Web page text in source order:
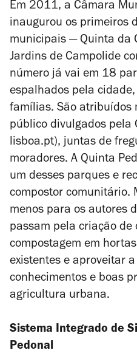
Em 2011, a Câmara
inaugurou os primeiros
municipais — Quinta da
Jardins de Campolide
número já vai em 18
espalhados pela
famílias. São atribuídos
público divulgados pela
lisboa.pt), juntas de
moradores. A Quinta
um desses parques e
compostor comunitário.
menos para os autores
passam pela criação de
compostagem em
existentes e aproveitar
conhecimentos e boas
agricultura urbana.
Sistema Integrado de
Pedonal